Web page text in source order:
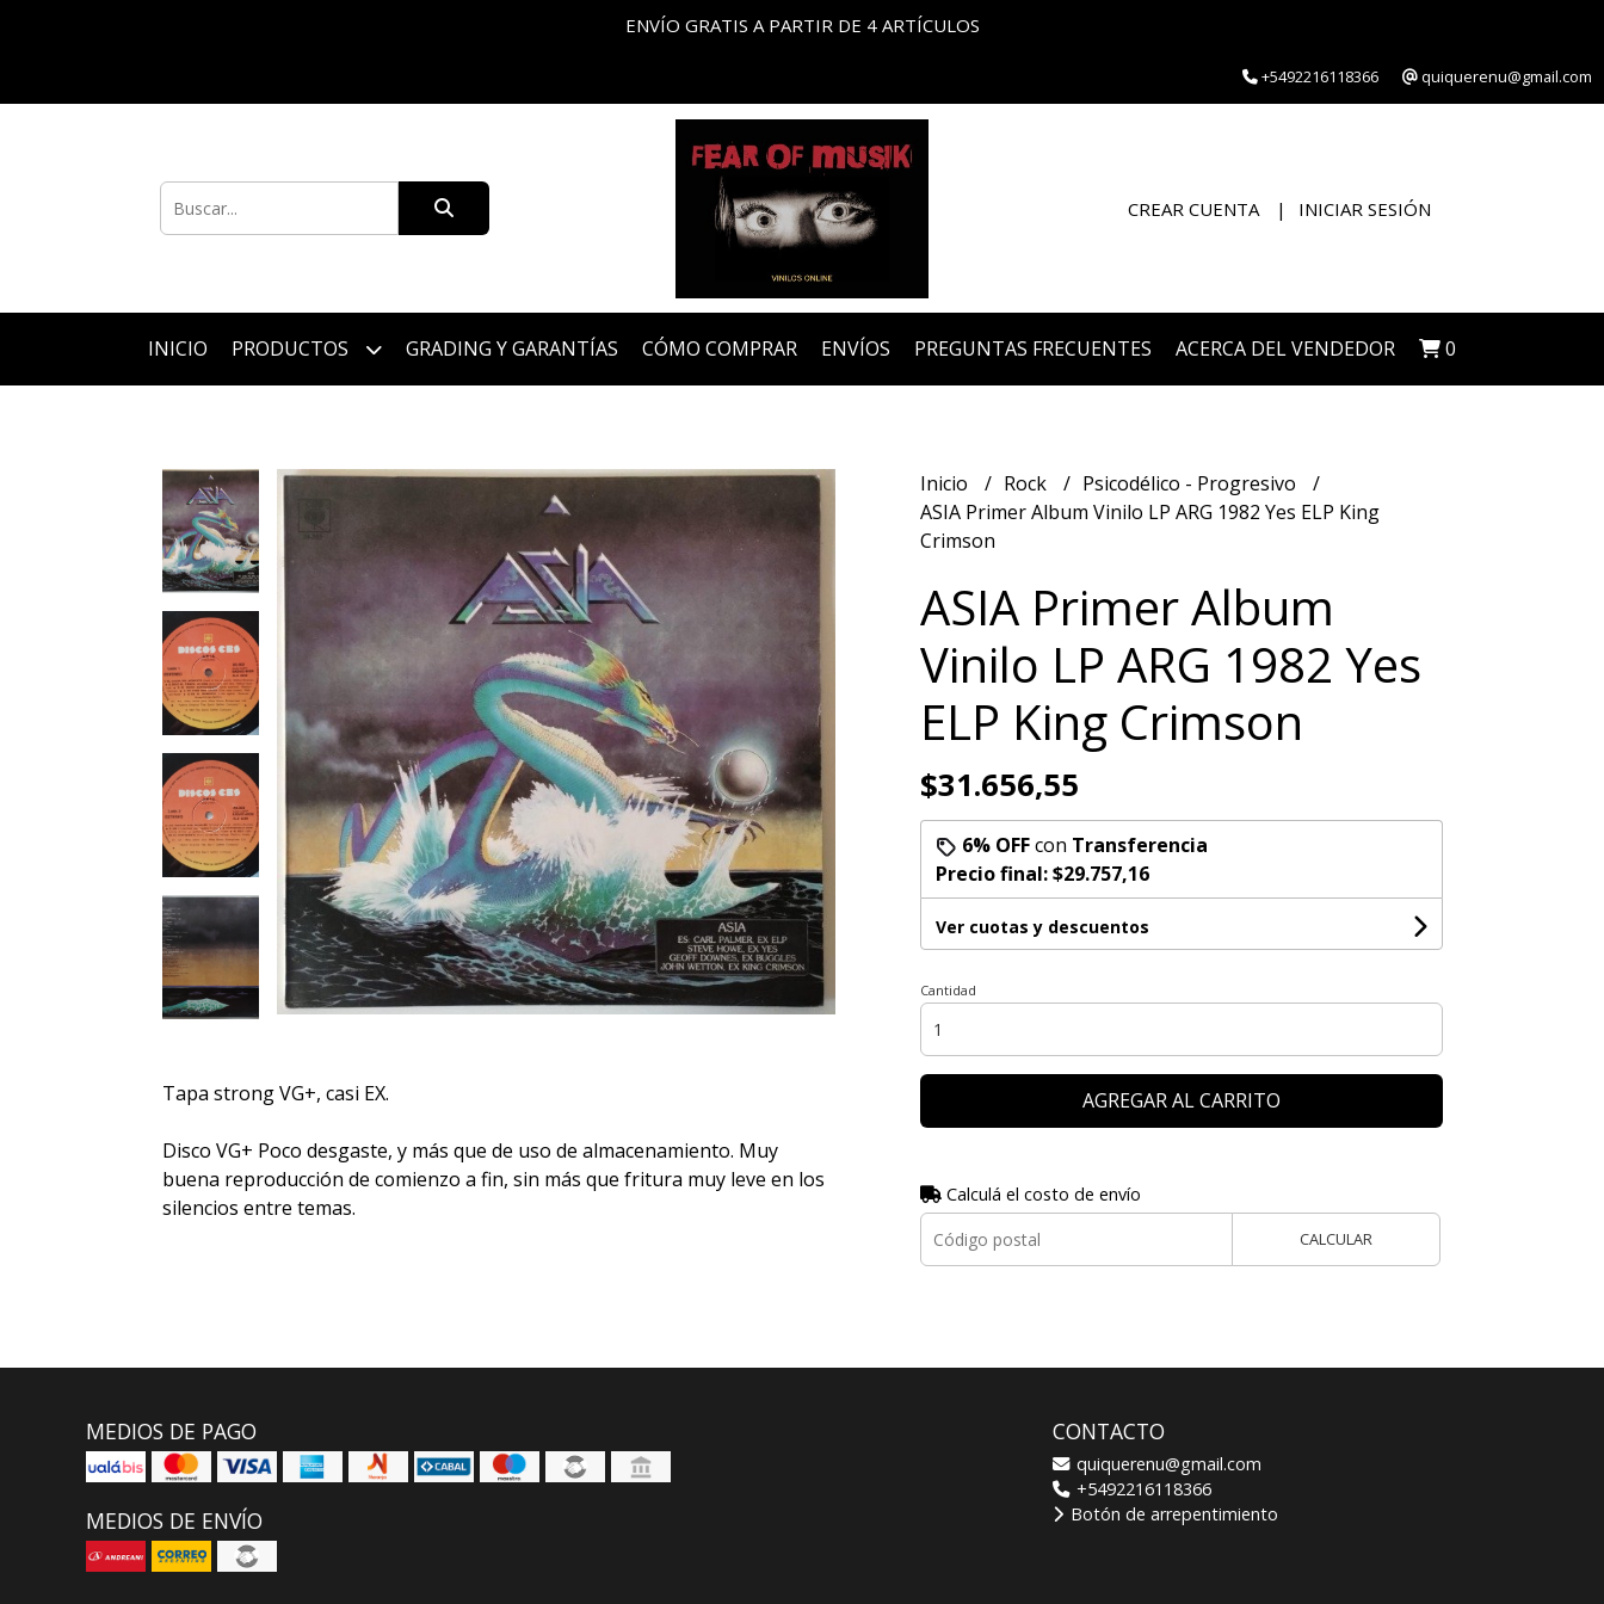
ENVÍO GRATIS A PARTIR DE 4 ARTÍCULOS
+5492216118366 quiquerenu@gmail.com
CREAR CUENTA INICIAR SESIÓN
INICIO PRODUCTOS GRADING Y GARANTÍAS CÓMO COMPRAR ENVÍOS PREGUNTAS FRECUENTES ACERCA DEL VENDEDOR 0
Tapa strong VG+, casi EX.
Disco VG+ Poco desgaste, y más que de uso de almacenamiento. Muy
buena reproducción de comienzo a fin, sin más que fritura muy leve en los
silencios entre temas.
Inicio Rock
Psicodélico - Progresivo
ASIA Primer Album Vinilo LP ARG 1982 Yes ELP King
Crimson
ASIA Primer Album
Vinilo LP ARG 1982 Yes
ELP King Crimson
$31.656,55
6% OFFcon Transferencia
Precio final:$29.757,16
Ver cuotas y descuentos
Cantidad
AGREGAR AL CARRITO
Calculá el costo de envío
CALCULAR
MEDIOS DE PAGO
MEDIOS DE ENVÍO
CONTACTO
quiquerenu@gmail.com
+5492216118366
Botón de arrepentimiento